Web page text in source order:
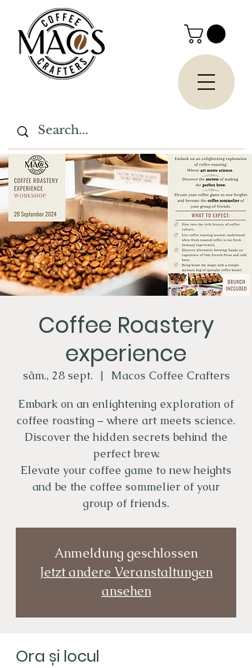
Coffee Roastery
experience
sâm., 28 sept.
  |
Macos Coffee Crafters
Embark on an enlightening exploration of
coffee roasting – where art meets science.
Discover the hidden secrets behind the
perfect brew.
Elevate your coffee game to new heights
and be the coffee sommelier of your
group of friends.
Anmeldung geschlossen
Jetzt andere Veranstaltungen
ansehen
Ora și locul